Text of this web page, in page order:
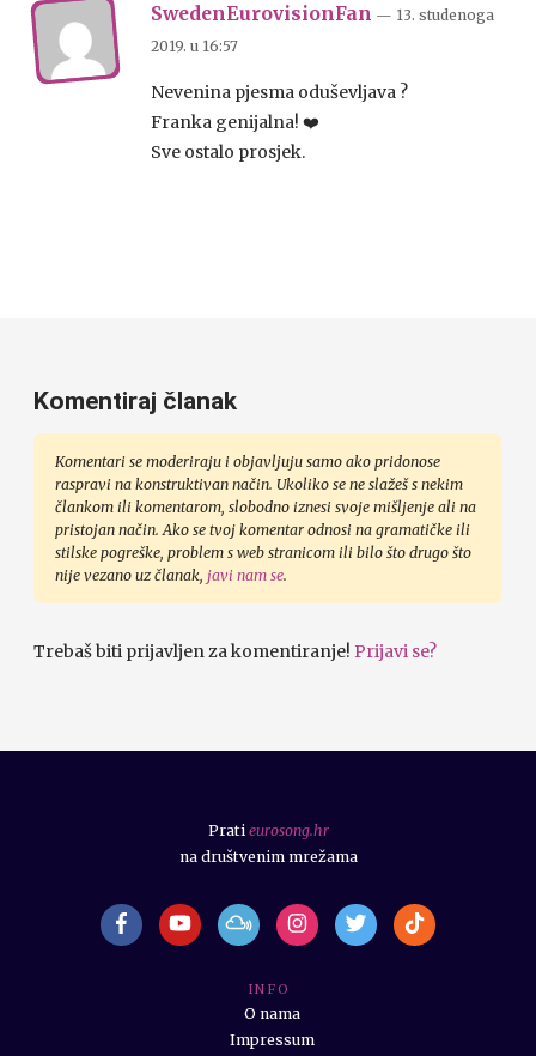
SwedenEurovisionFan — 13. studenoga
2019. u 16:57
Nevenina pjesma oduševljava ?
Franka genijalna! ❤️
Sve ostalo prosjek.
Komentiraj članak
Komentari se moderiraju i objavljuju samo ako pridonose
raspravi na konstruktivan način. Ukoliko se ne slažeš s nekim
člankom ili komentarom, slobodno iznesi svoje mišljenje ali na
pristojan način. Ako se tvoj komentar odnosi na gramatičke ili
stilske pogreške, problem s web stranicom ili bilo što drugo što
nije vezano uz članak, javi nam se.
Trebaš biti prijavljen za komentiranje! Prijavi se?
I N F O
O nama
Impressum
Prati eurosong.hr
na društvenim mrežama